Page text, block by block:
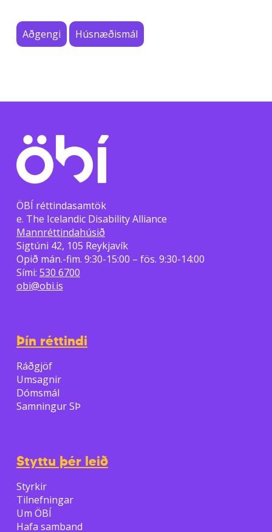
Aðgengi Húsnæðismál
ÖBÍ réttindasamtök
e. The Icelandic Disability Alliance
Mannréttindahúsið
Sigtúni 42, 105 Reykjavík
Opið mán.-fim. 9:30-15:00 – fös. 9:30-14:00
Sími: 530 6700
obi@obi.is
Þín réttindi
Ráðgjöf
Umsagnir
Dómsmál
Samningur SÞ
Styttu þér leið
Styrkir
Tilnefningar
Um ÖBÍ
Hafa samband